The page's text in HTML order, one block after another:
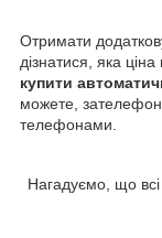
Отримати
дізнатися, яка ціна
купити
можете,
телефонами.
Нагадуємо, що